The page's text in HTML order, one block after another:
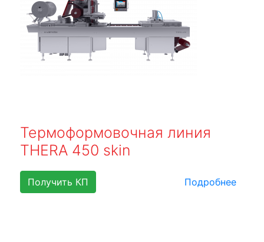
Термоформовочная линия
THERA 450 skin
Получить КП Подробнее